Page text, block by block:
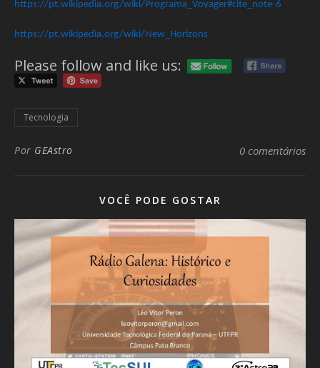
https://pt.wikipedia.org/wiki/Programa_Voyager#cite_note-6
https://pt.wikipedia.org/wiki/New_Horizons
Please follow and like us:
Tecnologia
Por GEAstro 0 comentários
VOCÊ PODE GOSTAR